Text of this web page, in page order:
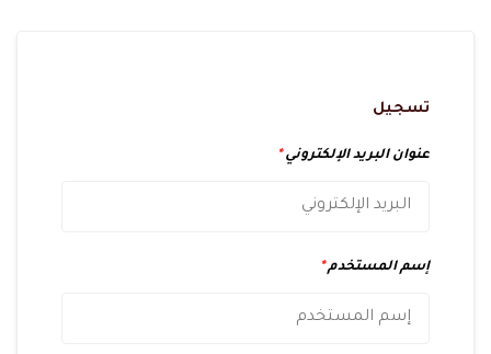
تسجيل
عنوان البريد الإلكتروني*
إسم المستخدم*